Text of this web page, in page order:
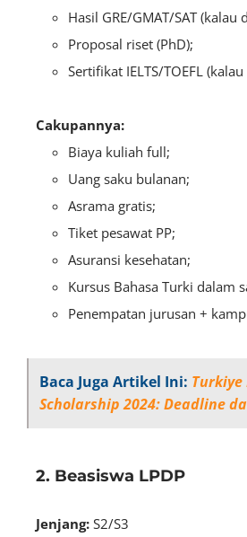
Hasil GRE/GMAT/SAT
Proposal riset (PhD);
Sertifikat IELTS/TOEFL
Cakupannya:
Biaya kuliah full;
Uang saku bulanan;
Asrama gratis;
Tiket pesawat PP;
Asuransi kesehatan;
Kursus Bahasa Turki dalam
Penempatan jurusan +
Baca Juga Artikel Ini:
Scholarship 2024: Deadline
2. Beasiswa LPDP
Jenjang: S2/S3